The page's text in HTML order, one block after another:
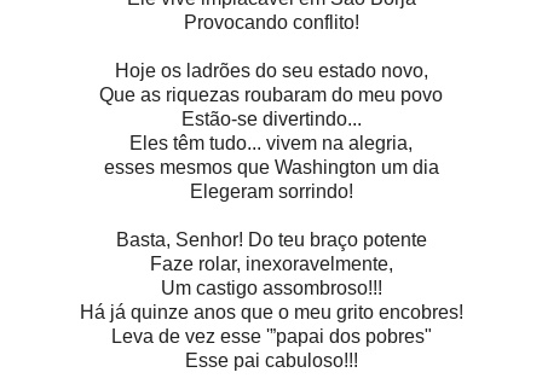
Provocando conflito!
Hoje os ladrões do seu estado novo,
Que as riquezas roubaram do meu povo
Estão-se divertindo...
Eles têm tudo... vivem na alegria,
esses mesmos que Washington um dia
Elegeram sorrindo!
Basta, Senhor! Do teu braço potente
Faze rolar, inexoravelmente,
Um castigo assombroso!!!
Há já quinze anos que o meu grito encobres!
Leva de vez esse '”papai dos pobres"
Esse pai cabuloso!!!